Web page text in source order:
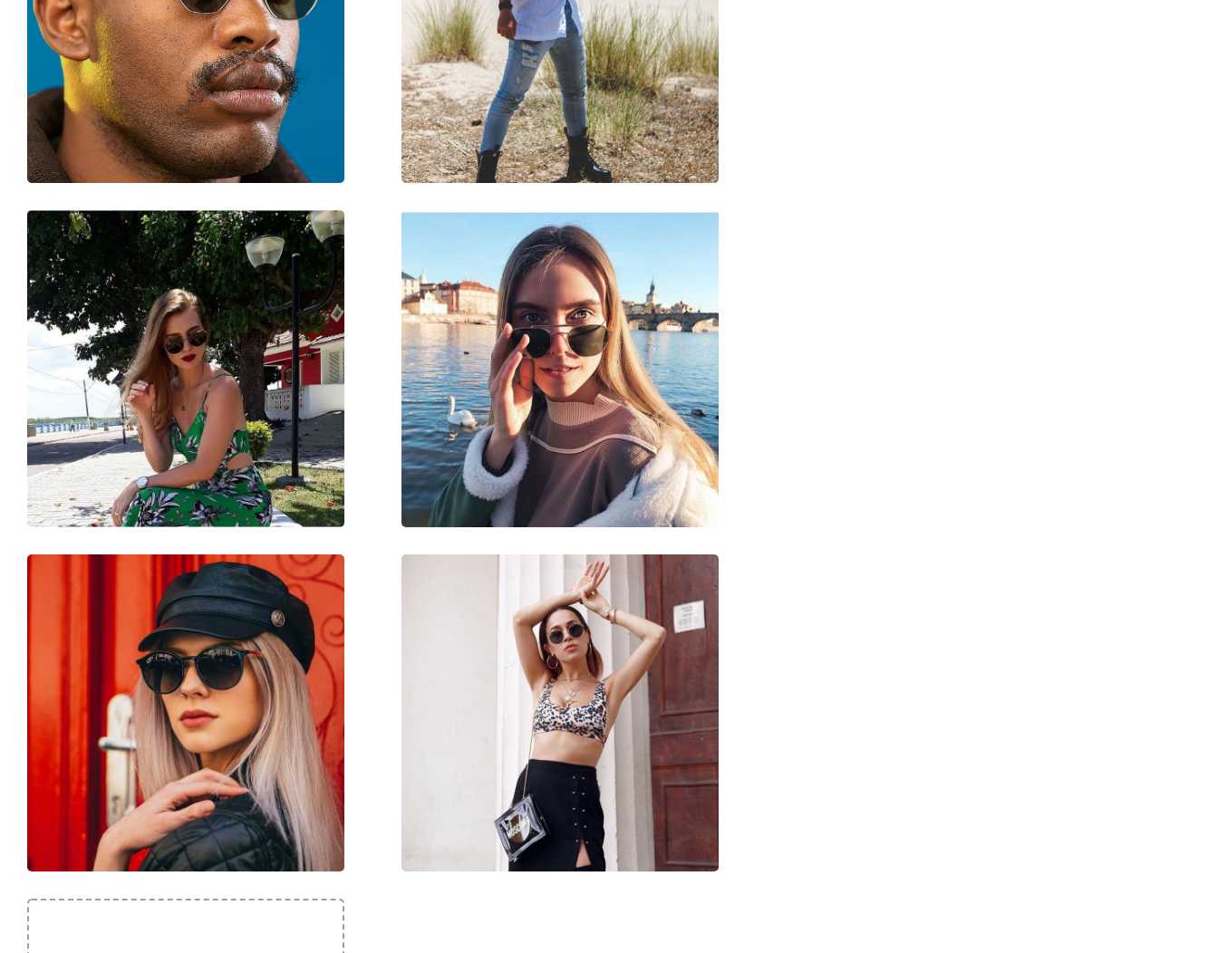
Használat:
Divat
Kód:
RB4300 601/B5 63
Dioptriás kivitelben elérhető:
Nem